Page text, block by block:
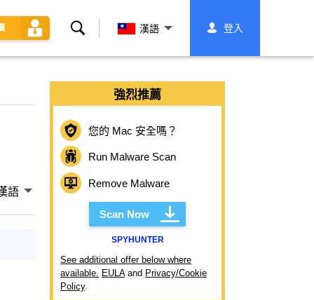
搜
漢語 登入
語
強烈推薦
您的 Mac 安全嗎？
Run Malware Scan
Remove Malware
Scan Now
SPYHUNTER
See additional offer below where
available. EULAand Privacy/Cookie
Policy.